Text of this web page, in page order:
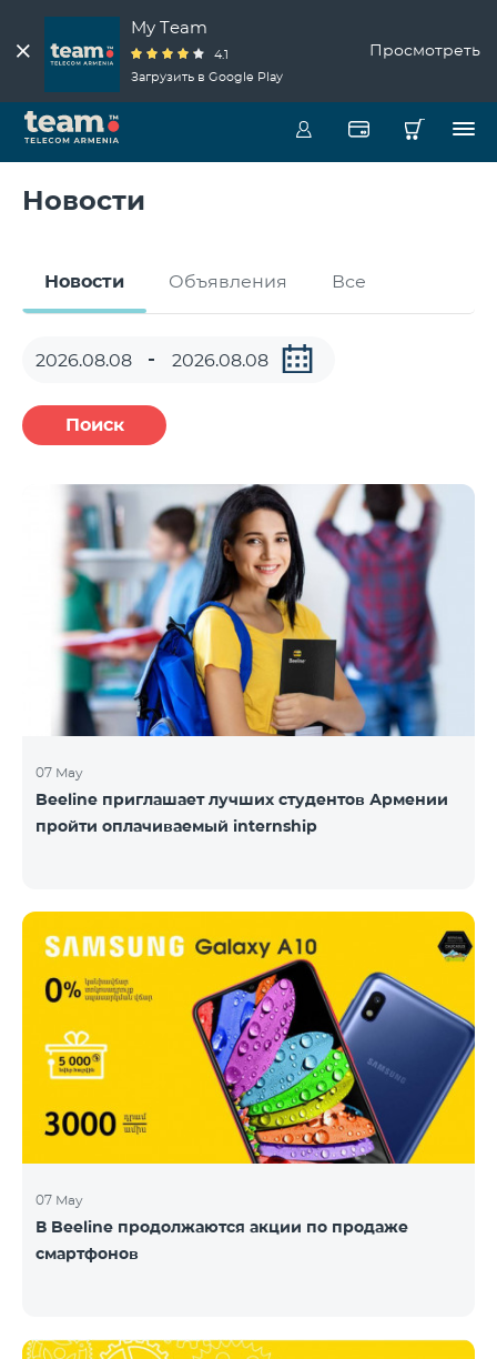
My Team
4.1
Загрузить в Google Play
Просмотреть
Новости
Новости Объявления Все
Поиск
07 May
Beeline приглашает лучших студентов Армении
пройти оплачиваемый internship
07 May
В Beeline продолжаются акции по продаже
смартфонов